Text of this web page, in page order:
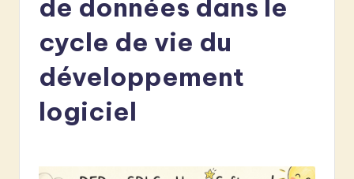
de données dans le
cycle de vie du
développement
logiciel